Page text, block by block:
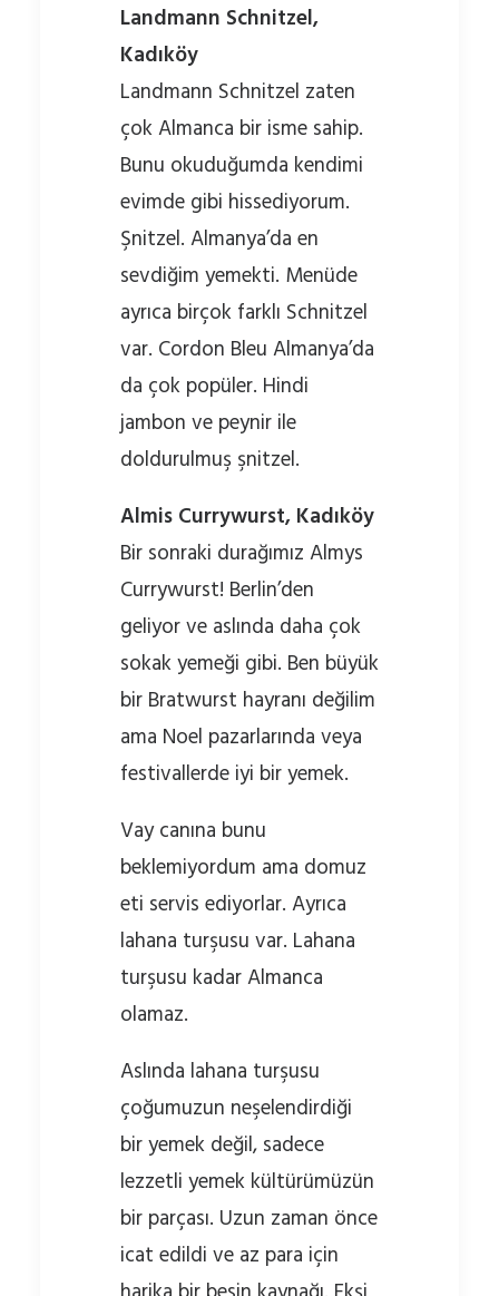
Landmann Schnitzel,
Kadıköy
Landmann Schnitzel zaten
çok Almanca bir isme sahip.
Bunu okuduğumda kendimi
evimde gibi hissediyorum.
Şnitzel. Almanya’da en
sevdiğim yemekti. Menüde
ayrıca birçok farklı Schnitzel
var. Cordon Bleu Almanya’da
da çok popüler. Hindi
jambon ve peynir ile
doldurulmuş şnitzel.
Almis Currywurst, Kadıköy
Bir sonraki durağımız Almys
Currywurst! Berlin’den
geliyor ve aslında daha çok
sokak yemeği gibi. Ben büyük
bir Bratwurst hayranı değilim
ama Noel pazarlarında veya
festivallerde iyi bir yemek.
Vay canına bunu
beklemiyordum ama domuz
eti servis ediyorlar. Ayrıca
lahana turşusu var. Lahana
turşusu kadar Almanca
olamaz.
Aslında lahana turşusu
çoğumuzun neşelendirdiği
bir yemek değil, sadece
lezzetli yemek kültürümüzün
bir parçası. Uzun zaman önce
icat edildi ve az para için